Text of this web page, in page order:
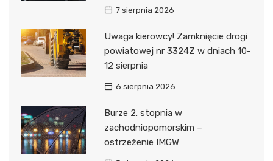
7 sierpnia 2026
Uwaga kierowcy! Zamknięcie drogi
powiatowej nr 3324Z w dniach 10-
12 sierpnia
6 sierpnia 2026
Burze 2. stopnia w
zachodniopomorskim –
ostrzeżenie IMGW